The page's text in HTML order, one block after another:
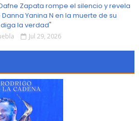
Zapata rompe el silencio y revela
Yanina N en la muerte de su
la verdad"
Jul 29, 2026